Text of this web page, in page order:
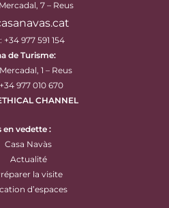
7 – Reus
+34 977 591 154
de Turisme:
1 – Reus
977 010 670
CHANNEL
en vedette :
Casa Navàs
Actualité
la visite
d’espaces